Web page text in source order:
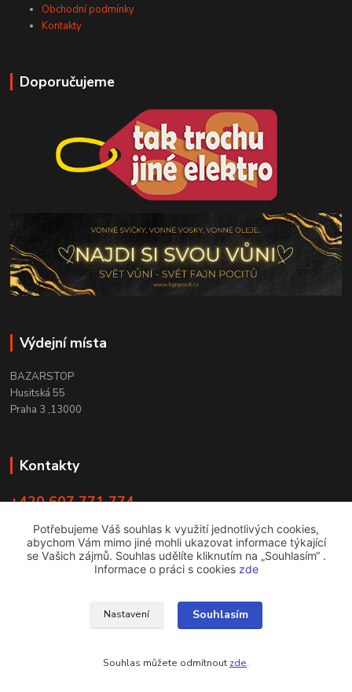
Obchodní podmínky
Kontakty
Doporučujeme
Výdejní místa
BAZARSTOP
Husitská 55
Praha 3 ,13000
Kontakty
+420 607 771 774
info@bazarstop.cz
bazarstop
Potřebujeme Váš souhlas k využití jednotlivých cookies,
abychom Vám mimo jiné mohli ukazovat informace týkající
se Vašich zájmů. Souhlas udělíte kliknutím na „Souhlasím“ .
Informace o práci s cookies zde
Nastavení Souhlasím
Souhlas můžete odmítnout zde.